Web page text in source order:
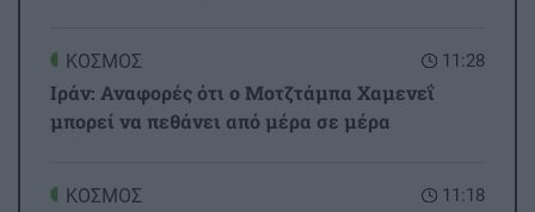
11:28
ΚΟΣΜΟΣ
Ιράν: Αναφορές ότι ο Μοτζτάμπα Χαμενεΐ
μπορεί να πεθάνει από μέρα σε μέρα
11:18
ΚΟΣΜΟΣ